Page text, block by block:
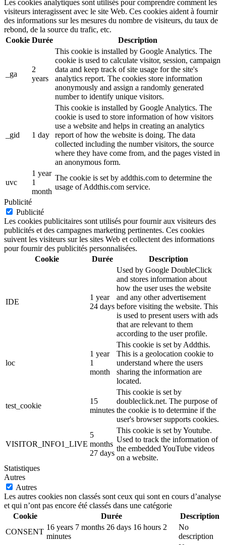
Les cookies analytiques sont utilisés pour comprendre comment les
visiteurs interagissent avec le site Web. Ces cookies aident à fournir
des informations sur les mesures du nombre de visiteurs, du taux de
rebond, de la source du trafic, etc.
Cookie Durée Description
_ga
2
years
This cookie is installed by Google Analytics. The
cookie is used to calculate visitor, session, campaign
data and keep track of site usage for the site's
analytics report. The cookies store information
anonymously and assign a randomly generated
number to identify unique visitors.
_gid 1 day
This cookie is installed by Google Analytics. The
cookie is used to store information of how visitors
use a website and helps in creating an analytics
report of how the website is doing. The data
collected including the number visitors, the source
where they have come from, and the pages visted in
an anonymous form.
uvc
1 year
1
month
The cookie is set by addthis.com to determine the
usage of Addthis.com service.
Publicité
Publicité
Les cookies publicitaires sont utilisés pour fournir aux visiteurs des
publicités et des campagnes marketing pertinentes. Ces cookies
suivent les visiteurs sur les sites Web et collectent des informations
pour fournir des publicités personnalisées.
Cookie
Durée Description
IDE
1 year
24 days
Used by Google DoubleClick
and stores information about
how the user uses the website
and any other advertisement
before visiting the website. This
is used to present users with ads
that are relevant to them
according to the user profile.
loc
1 year
1
month
This cookie is set by Addthis.
This is a geolocation cookie to
understand where the users
sharing the information are
located.
test_cookie
15
minutes
This cookie is set by
doubleclick.net. The purpose of
the cookie is to determine if the
user's browser supports cookies.
VISITOR_INFO1_LIVE
5
months
27 days
This cookie is set by Youtube.
Used to track the information of
the embedded YouTube videos
on a website.
Statistiques
Autres
Autres
Les autres cookies non classés sont ceux qui sont en cours d’analyse
et qui n’ont pas encore été classés dans une catégorie
Cookie
Durée
Description
CONSENT
16 years 7 months 26 days 16 hours 2
minutes
No
description